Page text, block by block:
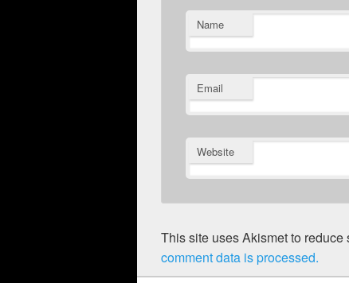
Name
Email
Website
This site uses Akismet to reduce
comment data is processed.